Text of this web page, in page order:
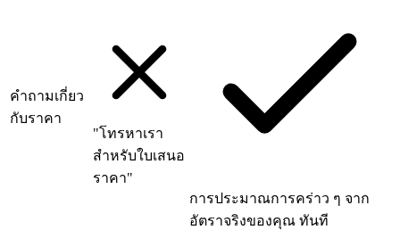
คำถามเกี่ยว
กับราคา
"โทรหาเรา
สำหรับใบเสนอ
ราคา"
การประมาณการคร่าว ๆ จาก
อัตราจริงของคุณ ทันที